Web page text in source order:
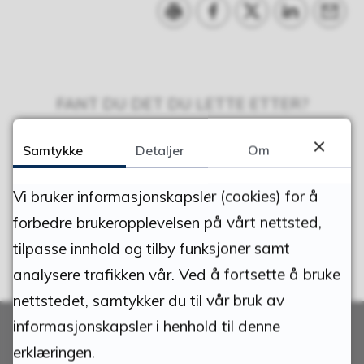
FANT DU DET DU LETTE ETTER?
JA
Samtykke Detaljer Om
Vi bruker informasjonskapsler (cookies) for å
forbedre brukeropplevelsen på vårt nettsted,
tilpasse innhold og tilby funksjoner samt
analysere trafikken vår. Ved å fortsette å bruke
nettstedet, samtykker du til vår bruk av
informasjonskapsler i henhold til denne
erklæringen.